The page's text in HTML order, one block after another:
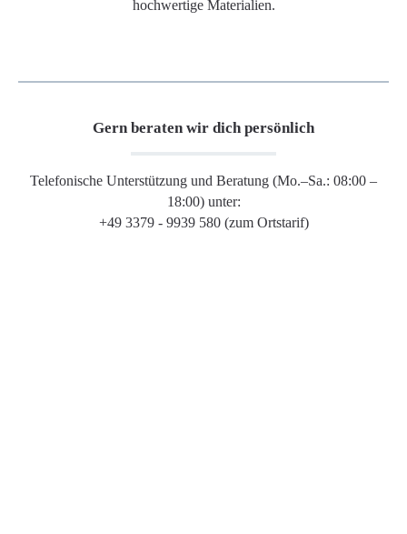
hochwertige Materialien.
Gern beraten wir dich persönlich
Telefonische Unterstützung und Beratung (Mo.–Sa.: 08:00 –
18:00) unter:
+49 3379 - 9939 580 (zum Ortstarif)